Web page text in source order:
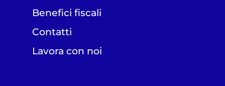
Benefici fiscali
Contatti
Lavora con noi